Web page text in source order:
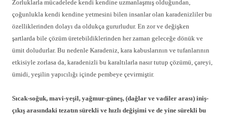
Zorluklarla mücadelede kendi kendine uzmanlaşmış olduğundan,
çoğunlukla kendi kendine yetmesini bilen insanlar olan karadenizliler bu
özelliklerinden dolayı da oldukça gururludur. En zor ve değişken
şartlarda bile çözüm üretebildiklerinden her zaman geleceğe dönük ve
ümit doludurlar. Bu nedenle Karadeniz, kara kabuslarının ve tufanlarının
etkisiyle zorlasa da, karadenizli bu karaltılarla nasır tutup çözümü, çareyi,
ümidi, yeşilin yapıcılığı içinde pembeye çevirmiştir.
Sıcak-soğuk, mavi-yeşil, yağmur-güneş, (dağlar ve vadiler arası) iniş-
çıkış arasındaki tezatın sürekli ve hızlı değişimi ve de yine sürekli bu